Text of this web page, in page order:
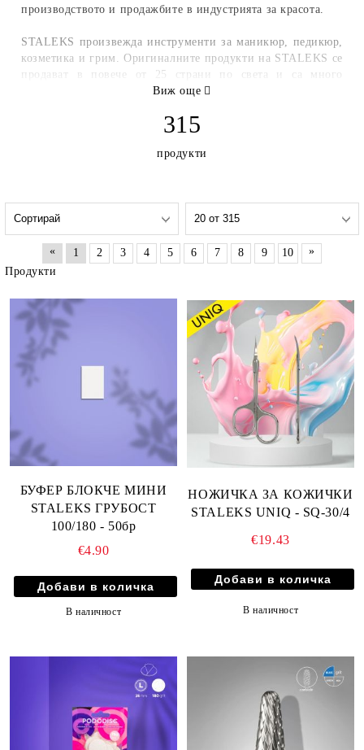
производството и продажбите в индустрията за красота.
STALEKS произвежда инструменти за маникюр, педикюр,
козметика и грим. Оригиналните продукти на STALEKS се
продават в повече от 25 страни по света и са много
търсени сред професионалистите в индустрията за красота
професионалистите в миглопластиката.
Основните принципи на компанията STALEKS са
професионалистите , които използват нашите инструменти
в своята работа.
Марката е широко използвана , както в Украйна, така и по
целия свят. Компанията участва активно в международни
класове и си сътрудничи с училища за красота.
Виж още
315
продукти
« 1 2 3 4 5 6 7 8 9 10
»
Продукти
БУФЕР БЛОКЧЕ МИНИ
STALEKS ГРУБОСТ
100/180 - 50бр
€4.90
В наличност
НОЖИЧКА ЗА КОЖИЧКИ
STALEKS UNIQ - SQ-30/4
€19.43
В наличност